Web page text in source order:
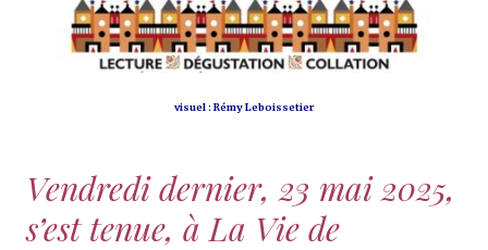
visuel : Rémy Leboissetier
Vendredi dernier, 23 mai 2025,
s’est tenue, à La Vie de